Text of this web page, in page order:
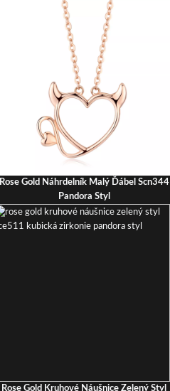
Rose Gold Náhrdelník Malý Ďábel Scn344
Pandora Styl
Rose Gold Kruhové Náušnice Zelený Styl